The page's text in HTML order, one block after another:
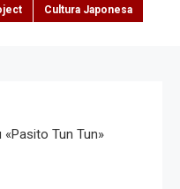
Cultura Japonesa
«pasito Tun Tun»